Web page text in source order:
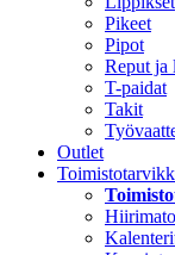
Pikeet
Pipot
Reput ja
T-paidat
Takit
Outlet